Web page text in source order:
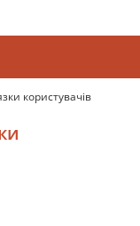
користувачів